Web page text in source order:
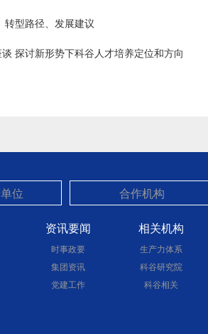
转型路径、发展建议
探讨新形势下科谷人才培养定位和方向
资讯要闻
时事政要
集团资讯
党建工作
相关机构
生产力体系
科谷研究院
科谷相关